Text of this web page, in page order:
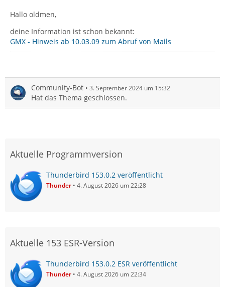
Hallo oldmen,
deine Information ist schon bekannt:
GMX - Hinweis ab 10.03.09 zum Abruf von Mails
Community-Bot 3. September 2024 um 15:32
Hat das Thema geschlossen.
Aktuelle Programmversion
Thunderbird 153.0.2 veröffentlicht
Thunder 4. August 2026 um 22:28
Aktuelle 153 ESR-Version
Thunderbird 153.0.2 ESR veröffentlicht
Thunder 4. August 2026 um 22:34